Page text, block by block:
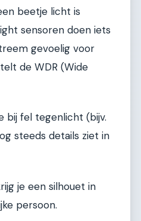
beetje licht is
sensoren doen iets
gevoelig voor
de WDR (Wide
bij fel tegenlicht (bijv.
steeds details ziet in
je een silhouet in
persoon.